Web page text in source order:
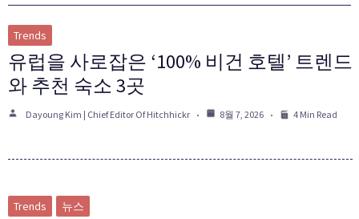
Trends
유럽을 사로잡은 ‘100% 비건 호텔’ 트렌드
와 추천 숙소 3곳
Dayoung Kim | Chief Editor Of Hitchhickr 8월 7, 2026 4 Min Read
Trends 뉴스